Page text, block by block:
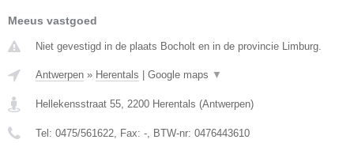
Meeus vastgoed
Niet gevestigd in de plaats Bocholt en in de provincie Limburg.
Antwerpen » Herentals Google maps ▼
Hellekensstraat 55, 2200 Herentals (Antwerpen)
Tel: 0475/561622, Fax: -, BTW-nr: 0476443610